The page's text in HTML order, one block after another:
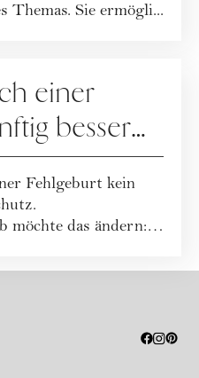
Themas. Sie ermögli...
einer
besser
Fehlgeburt kein
möchte das ändern: